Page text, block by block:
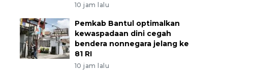
10 jam lalu
Pemkab Bantul optimalkan
kewaspadaan dini cegah
bendera nonnegara jelang ke
81 RI
10 jam lalu